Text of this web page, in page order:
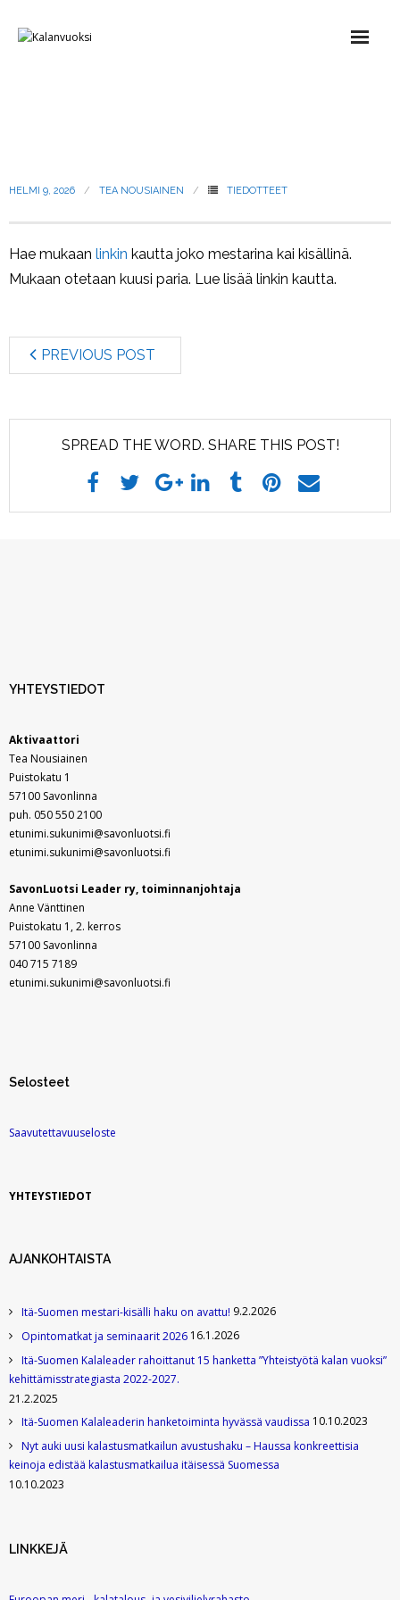
- Säännöt
- Kalajaosto
- Ajankohtaista
Hankehakijalle
Rahoitetut hankkeet
In English
HELMI 9, 2026 TEA NOUSIAINEN TIEDOTTEET
Hae mukaan linkin kautta joko mestarina kai kisällinä.
Mukaan otetaan kuusi paria. Lue lisää linkin kautta.
PREVIOUS POST
SPREAD THE WORD. SHARE THIS POST!
YHTEYSTIEDOT
Aktivaattori
Tea Nousiainen
Puistokatu 1
57100 Savonlinna
puh. 050 550 2100
etunimi.sukunimi@savonluotsi.fi
etunimi.sukunimi@savonluotsi.fi
SavonLuotsi Leader ry, toiminnanjohtaja
Anne Vänttinen
Puistokatu 1, 2. kerros
57100 Savonlinna
040 715 7189
etunimi.sukunimi@savonluotsi.fi
Selosteet
Saavutettavuuseloste
YHTEYSTIEDOT
AJANKOHTAISTA
Itä-Suomen mestari-kisälli haku on avattu! 9.2.2026
Opintomatkat ja seminaarit 2026 16.1.2026
Itä-Suomen Kalaleader rahoittanut 15 hanketta ”Yhteistyötä kalan vuoksi”
kehittämisstrategiasta 2022-2027.
21.2.2025
Itä-Suomen Kalaleaderin hanketoiminta hyvässä vaudissa 10.10.2023
Nyt auki uusi kalastusmatkailun avustushaku – Haussa konkreettisia
keinoja edistää kalastusmatkailua itäisessä Suomessa
10.10.2023
LINKKEJÄ